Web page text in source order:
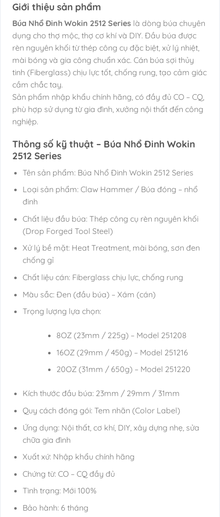
Giới thiệu sản phẩm
Búa Nhổ Đinh Wokin 2512 Series là dòng búa chuyên
dụng cho thợ mộc, thợ cơ khí và DIY. Đầu búa được
rèn nguyên khối từ thép công cụ đặc biệt, xử lý nhiệt,
mài bóng và gia công chuẩn xác. Cán búa sợi thủy
tinh (Fiberglass) chịu lực tốt, chống rung, tạo cảm giác
cầm chắc tay.
Sản phẩm nhập khẩu chính hãng, có đầy đủ CO – CQ,
phù hợp sử dụng từ gia đình, xưởng nội thất đến công
nghiệp.
Thông số kỹ thuật – Búa Nhổ Đinh Wokin
2512 Series
Tên sản phẩm: Búa Nhổ Đinh Wokin 2512 Series
Loại sản phẩm: Claw Hammer / Búa đóng – nhổ
đinh
Chất liệu đầu búa: Thép công cụ rèn nguyên khối
(Drop Forged Tool Steel)
Xử lý bề mặt: Heat Treatment, mài bóng, sơn đen
chống gỉ
Chất liệu cán: Fiberglass chịu lực, chống rung
Màu sắc: Đen (đầu búa) – Xám (cán)
Trọng lượng lựa chọn:
8OZ (23mm / 225g) – Model 251208
16OZ (29mm / 450g) – Model 251216
20OZ (31mm / 650g) – Model 251220
Kích thước đầu búa: 23mm / 29mm / 31mm
Quy cách đóng gói: Tem nhãn (Color Label)
Ứng dụng: Nội thất, cơ khí, DIY, xây dựng nhẹ, sửa
chữa gia đình
Xuất xứ: Nhập khẩu chính hãng
Chứng từ: CO – CQ đầy đủ
Tình trạng: Mới 100%
Bảo hành: 6 tháng